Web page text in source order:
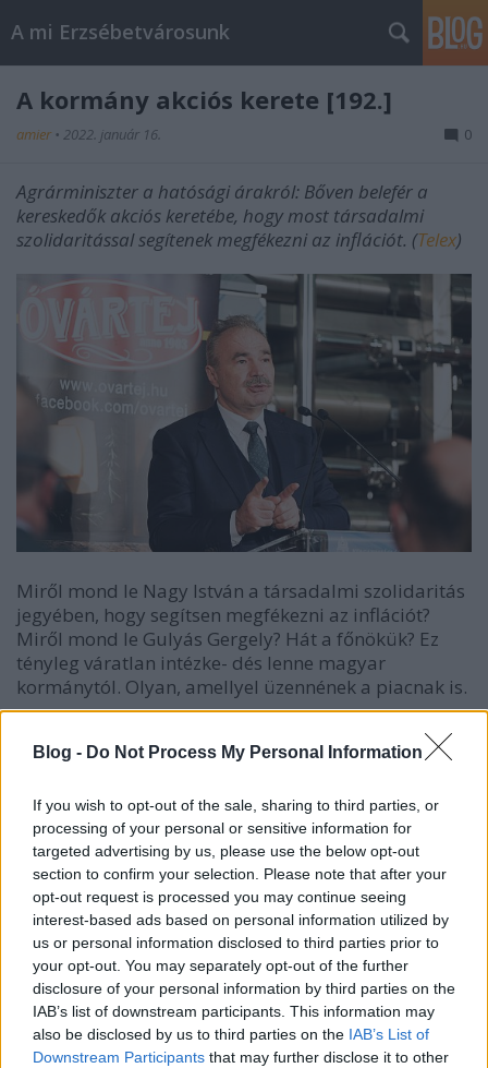
Blog - Do Not Process My Personal Information
If you wish to opt-out of the sale, sharing to third parties, or
processing of your personal or sensitive information for
targeted advertising by us, please use the below opt-out
section to confirm your selection. Please note that after your
opt-out request is processed you may continue seeing
interest-based ads based on personal information utilized by
us or personal information disclosed to third parties prior to
your opt-out. You may separately opt-out of the further
disclosure of your personal information by third parties on the
IAB’s list of downstream participants. This information may
also be disclosed by us to third parties on the IAB’s List of
Downstream Participants that may further disclose it to other
A mi Erzsébetvárosunk
A kormány akciós kerete [192.]
amier • 2022. január 16. 0
Agrárminiszter a hatósági árakról: Bőven belefér a
kereskedők akciós keretébe, hogy most társadalmi
szolidaritással segítenek megfékezni az inflációt. (Telex)
Miről mond le Nagy István a társadalmi szolidaritás
jegyében, hogy segítsen megfékezni az inflációt?
Miről mond le Gulyás Gergely? Hát a főnökük? Ez
tényleg váratlan intézke- dés lenne magyar
kormánytól. Olyan, amellyel üzennének a piacnak is.
akciónapokat rendelt ela háziorvosoknak. A
diktatúrákban elrendelik azt, amit kívánatosnak
tartanak. A demokráciákban ösztönzik.
Magyarországhibrid rendszer.
Szerdán jelentette be Orbán, hogy február 1-jétől
korlátozzákMagyarországon a kristálycukor, a
búzafinomliszt, a napraforgó-étolaj, a sertéscomb, a
csirkemell és a 2,8 százalékos tehéntej árát. A